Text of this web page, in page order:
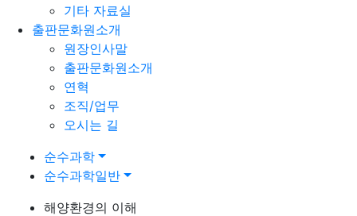
기타 자료실
출판문화원소개
원장인사말
출판문화원소개
연혁
조직/업무
오시는 길
순수과학
순수과학일반
해양환경의 이해